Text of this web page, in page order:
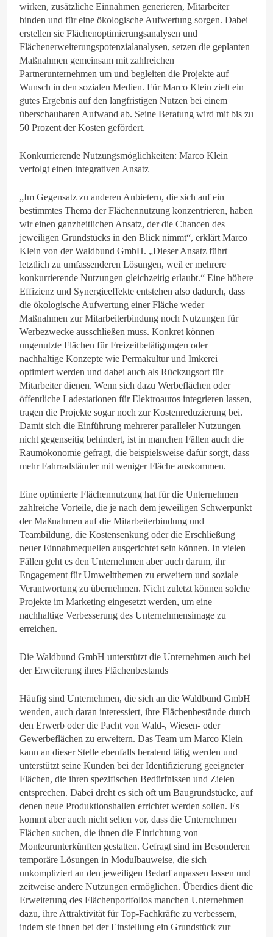
wirken, zusätzliche Einnahmen generieren, Mitarbeiter
binden und für eine ökologische Aufwertung sorgen. Dabei
erstellen sie Flächenoptimierungsanalysen und
Flächenerweiterungspotenzialanalysen, setzen die geplanten
Maßnahmen gemeinsam mit zahlreichen
Partnerunternehmen um und begleiten die Projekte auf
Wunsch in den sozialen Medien. Für Marco Klein zielt ein
gutes Ergebnis auf den langfristigen Nutzen bei einem
überschaubaren Aufwand ab. Seine Beratung wird mit bis zu
50 Prozent der Kosten gefördert.
Konkurrierende Nutzungsmöglichkeiten: Marco Klein
verfolgt einen integrativen Ansatz
„Im Gegensatz zu anderen Anbietern, die sich auf ein
bestimmtes Thema der Flächennutzung konzentrieren, haben
wir einen ganzheitlichen Ansatz, der die Chancen des
jeweiligen Grundstücks in den Blick nimmt“, erklärt Marco
Klein von der Waldbund GmbH. „Dieser Ansatz führt
letztlich zu umfassenderen Lösungen, weil er mehrere
konkurrierende Nutzungen gleichzeitig erlaubt.“ Eine höhere
Effizienz und Synergieeffekte entstehen also dadurch, dass
die ökologische Aufwertung einer Fläche weder
Maßnahmen zur Mitarbeiterbindung noch Nutzungen für
Werbezwecke ausschließen muss. Konkret können
ungenutzte Flächen für Freizeitbetätigungen oder
nachhaltige Konzepte wie Permakultur und Imkerei
optimiert werden und dabei auch als Rückzugsort für
Mitarbeiter dienen. Wenn sich dazu Werbeflächen oder
öffentliche Ladestationen für Elektroautos integrieren lassen,
tragen die Projekte sogar noch zur Kostenreduzierung bei.
Damit sich die Einführung mehrerer paralleler Nutzungen
nicht gegenseitig behindert, ist in manchen Fällen auch die
Raumökonomie gefragt, die beispielsweise dafür sorgt, dass
mehr Fahrradständer mit weniger Fläche auskommen.
Eine optimierte Flächennutzung hat für die Unternehmen
zahlreiche Vorteile, die je nach dem jeweiligen Schwerpunkt
der Maßnahmen auf die Mitarbeiterbindung und
Teambildung, die Kostensenkung oder die Erschließung
neuer Einnahmequellen ausgerichtet sein können. In vielen
Fällen geht es den Unternehmen aber auch darum, ihr
Engagement für Umweltthemen zu erweitern und soziale
Verantwortung zu übernehmen. Nicht zuletzt können solche
Projekte im Marketing eingesetzt werden, um eine
nachhaltige Verbesserung des Unternehmensimage zu
erreichen.
Die Waldbund GmbH unterstützt die Unternehmen auch bei
der Erweiterung ihres Flächenbestands
Häufig sind Unternehmen, die sich an die Waldbund GmbH
wenden, auch daran interessiert, ihre Flächenbestände durch
den Erwerb oder die Pacht von Wald-, Wiesen- oder
Gewerbeflächen zu erweitern. Das Team um Marco Klein
kann an dieser Stelle ebenfalls beratend tätig werden und
unterstützt seine Kunden bei der Identifizierung geeigneter
Flächen, die ihren spezifischen Bedürfnissen und Zielen
entsprechen. Dabei dreht es sich oft um Baugrundstücke, auf
denen neue Produktionshallen errichtet werden sollen. Es
kommt aber auch nicht selten vor, dass die Unternehmen
Flächen suchen, die ihnen die Einrichtung von
Monteurunterkünften gestatten. Gefragt sind im Besonderen
temporäre Lösungen in Modulbauweise, die sich
unkompliziert an den jeweiligen Bedarf anpassen lassen und
zeitweise andere Nutzungen ermöglichen. Überdies dient die
Erweiterung des Flächenportfolios manchen Unternehmen
dazu, ihre Attraktivität für Top-Fachkräfte zu verbessern,
indem sie ihnen bei der Einstellung ein Grundstück zur